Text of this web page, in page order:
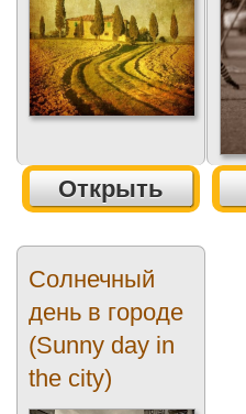
Открыть
Солнечный
день в городе
(Sunny day in
the city)